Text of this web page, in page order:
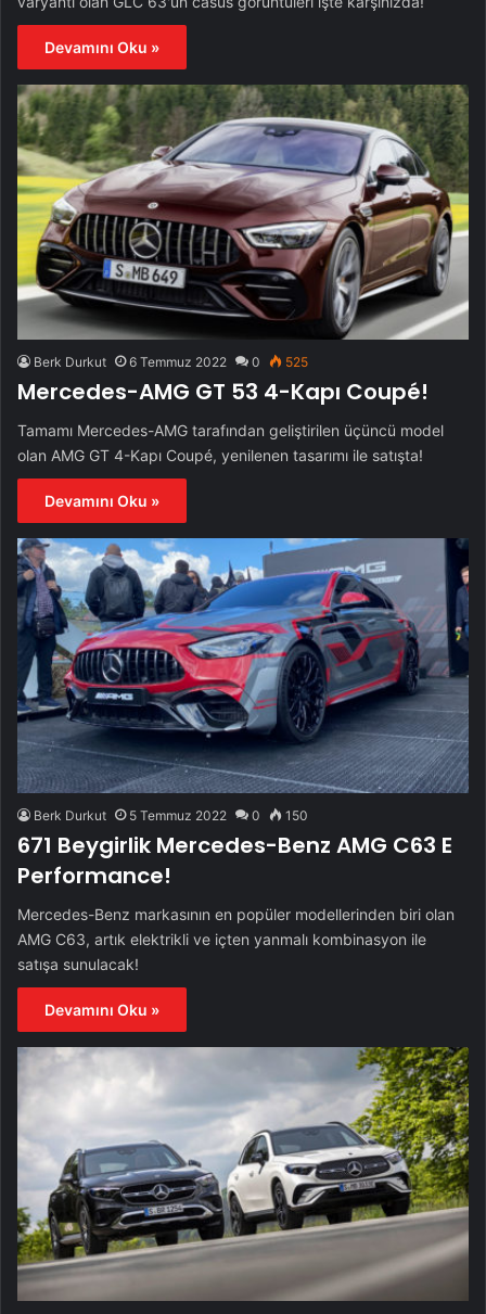
Devamını Oku »
Berk Durkut 6 Temmuz 2022 0 525
Mercedes-AMG GT 53 4-Kapı Coupé!
Tamamı Mercedes-AMG tarafından geliştirilen üçüncü model
olan AMG GT 4-Kapı Coupé, yenilenen tasarımı ile satışta!
Devamını Oku »
Berk Durkut 5 Temmuz 2022 0 150
671 Beygirlik Mercedes-Benz AMG C63 E
Performance!
Mercedes-Benz markasının en popüler modellerinden biri olan
AMG C63, artık elektrikli ve içten yanmalı kombinasyon ile
satışa sunulacak!
Devamını Oku »